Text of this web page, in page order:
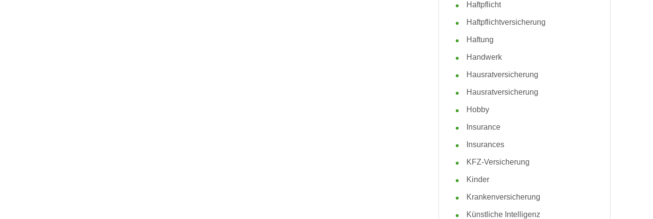
Haftpflicht
Haftpflichtversicherung
Haftung
Handwerk
Hausratversicherung
Hausratversicherung
Hobby
Insurance
Insurances
KFZ-Versicherung
Kinder
Krankenversicherung
Künstliche Intelligenz